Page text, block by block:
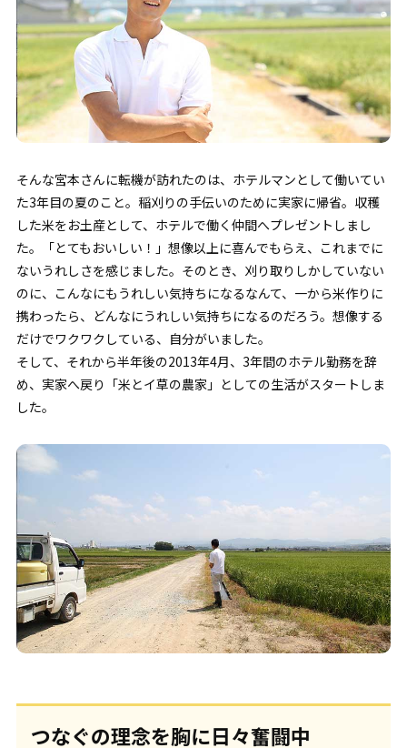
そんな宮本さんに転機が訪れたのは、ホテルマンとして働いてい
た3年目の夏のこと。稲刈りの手伝いのために実家に帰省。収穫
した米をお土産として、ホテルで働く仲間へプレゼントしまし
た。「とてもおいしい！」想像以上に喜んでもらえ、これまでに
ないうれしさを感じました。そのとき、刈り取りしかしていない
のに、こんなにもうれしい気持ちになるなんて、一から米作りに
携わったら、どんなにうれしい気持ちになるのだろう。想像する
だけでワクワクしている、自分がいました。
そして、それから半年後の2013年4月、3年間のホテル勤務を辞
め、実家へ戻り「米とイ草の農家」としての生活がスタートしま
した。
つなぐの理念を胸に日々奮闘中